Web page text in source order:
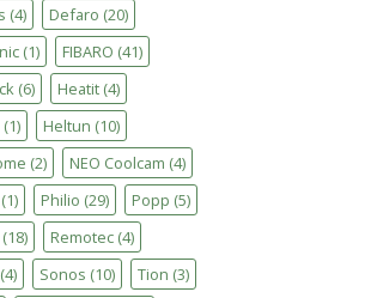
I RU, стекло
(4) Defaro (20)
(1) FIBARO (41)
(6) Heatit (4)
(1) Heltun (10)
(2) NEO Coolcam (4)
(1) Philio (29) Popp (5)
(18) Remotec (4)
(4) Sonos (10) Tion (3)